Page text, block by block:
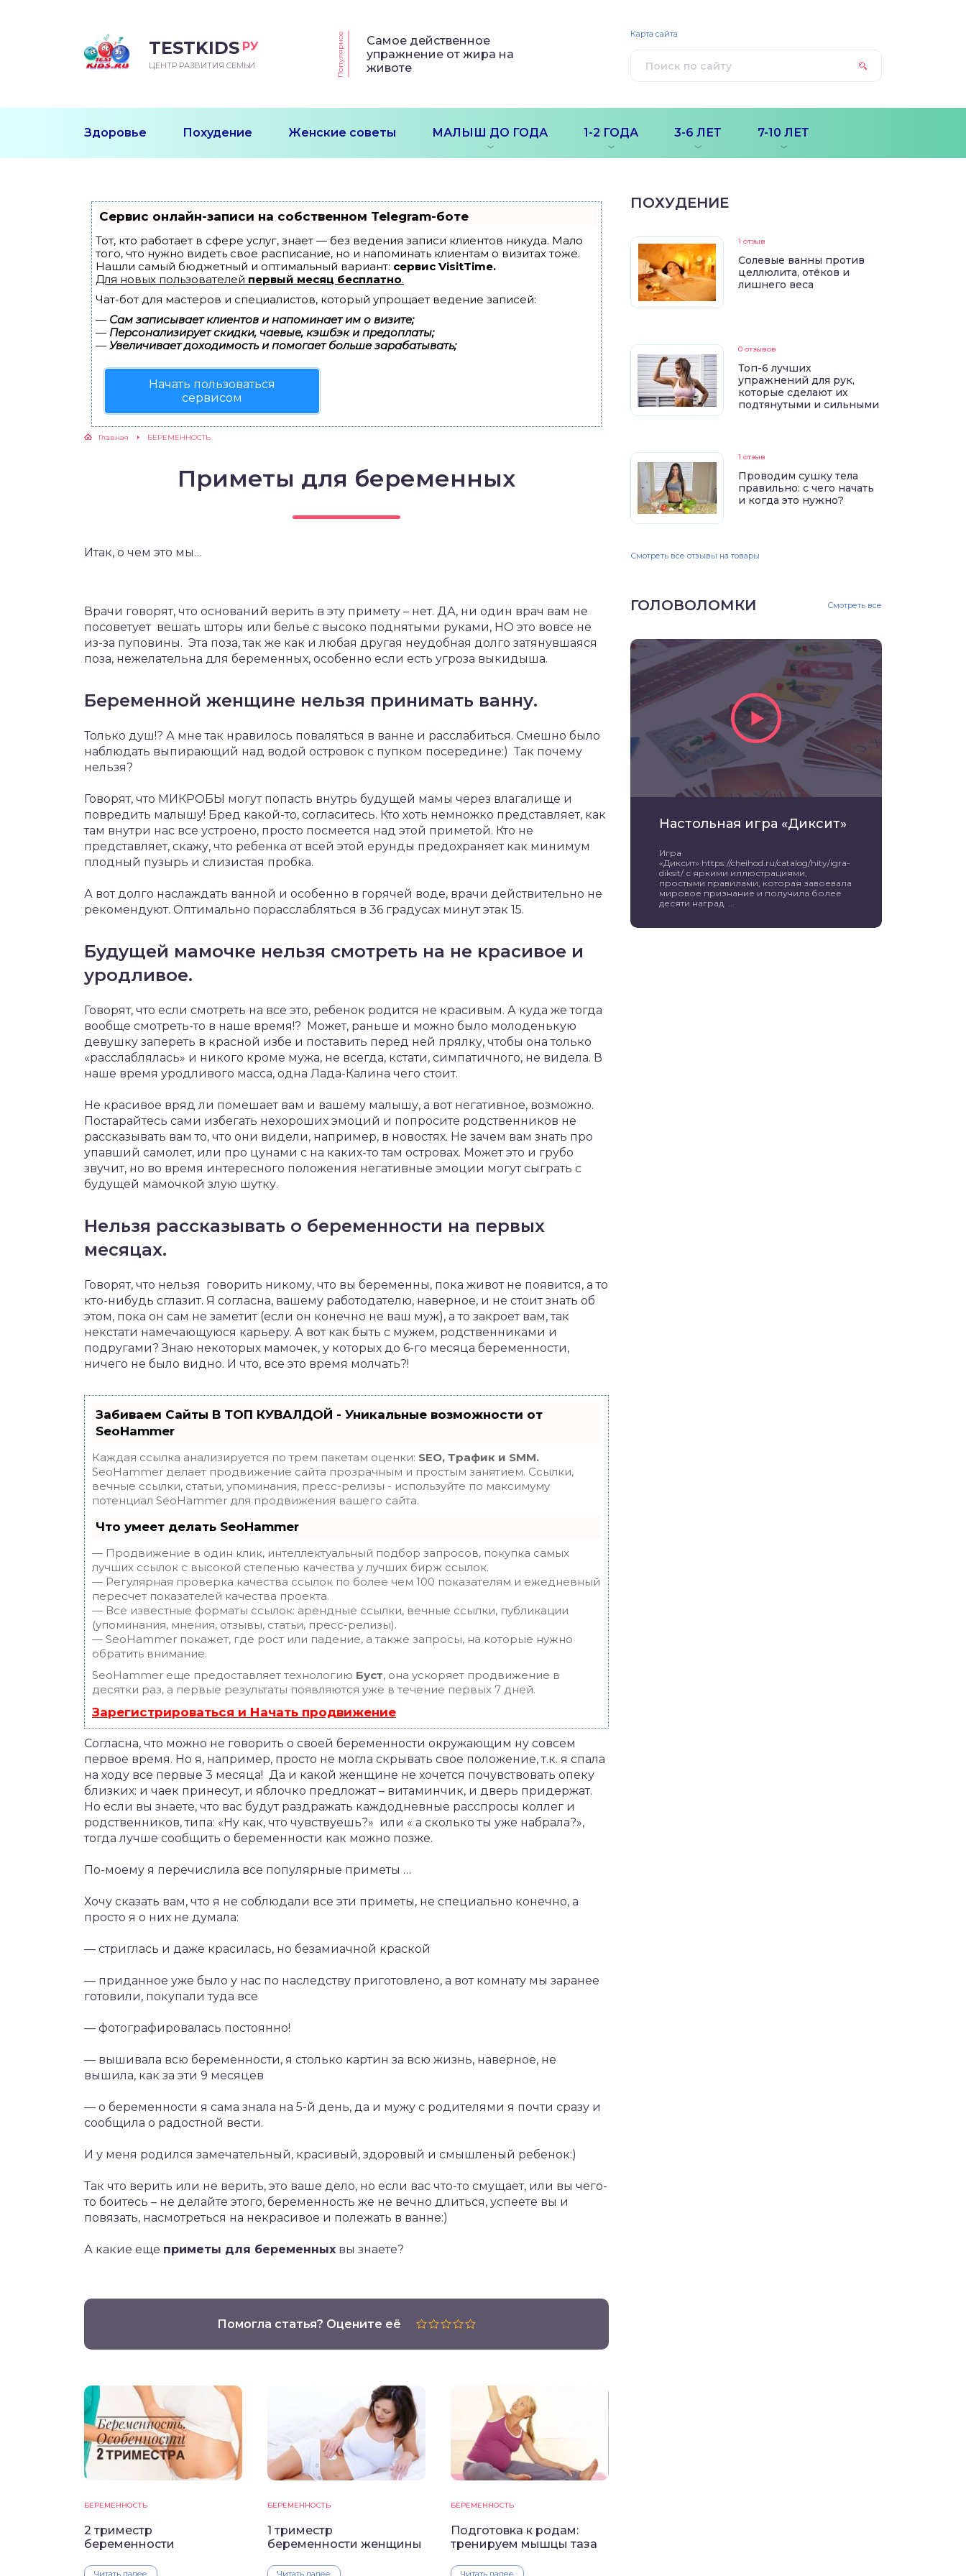
TESTKIDS РУ
ЦЕНТР РАЗВИТИЯ СЕМЬИ Популярное
Самое действенное
упражнение от жира на
животе
Здоровье Похудение Женские советы МАЛЫШ ДО ГОДА 1-2 ГОДА 3-6 ЛЕТ 7-10 ЛЕТ
Карта сайта
Сервис онлайн-записи на собственном Telegram-боте
Тот, кто работает в сфере услуг, знает — без ведения записи клиентов никуда. Мало
того, что нужно видеть свое расписание, но и напоминать клиентам о визитах тоже.
Нашли самый бюджетный и оптимальный вариант: сервис VisitTime.
Для новых пользователей первый месяц бесплатно.
Чат-бот для мастеров и специалистов, который упрощает ведение записей:
— Сам записывает клиентов и напоминает им о визите;
— Персонализирует скидки, чаевые, кэшбэк и предоплаты;
— Увеличивает доходимость и помогает больше зарабатывать;
Начать пользоваться
сервисом
Главная БЕРЕМЕННОСТЬ
Приметы для беременных
Итак, о чем это мы…
Врачи говорят, что оснований верить в эту примету – нет. ДА, ни один врач вам не
посоветует вешать шторы или белье с высоко поднятыми руками, НО это вовсе не
из-за пуповины. Эта поза, так же как и любая другая неудобная долго затянувшаяся
поза, нежелательна для беременных, особенно если есть угроза выкидыша.
Беременной женщине нельзя принимать ванну.
Только душ!? А мне так нравилось поваляться в ванне и расслабиться. Смешно было
наблюдать выпирающий над водой островок с пупком посередине:) Так почему
нельзя?
Говорят, что МИКРОБЫ могут попасть внутрь будущей мамы через влагалище и
повредить малышу! Бред какой-то, согласитесь. Кто хоть немножко представляет, как
там внутри нас все устроено, просто посмеется над этой приметой. Кто не
представляет, скажу, что ребенка от всей этой ерунды предохраняет как минимум
плодный пузырь и слизистая пробка.
А вот долго наслаждать ванной и особенно в горячей воде, врачи действительно не
рекомендуют. Оптимально порасслабляться в 36 градусах минут этак 15.
Будущей мамочке нельзя смотреть на не красивое и
уродливое.
Говорят, что если смотреть на все это, ребенок родится не красивым. А куда же тогда
вообще смотреть-то в наше время!? Может, раньше и можно было молоденькую
девушку запереть в красной избе и поставить перед ней прялку, чтобы она только
«расслаблялась» и никого кроме мужа, не всегда, кстати, симпатичного, не видела. В
наше время уродливого масса, одна Лада-Калина чего стоит.
Не красивое вряд ли помешает вам и вашему малышу, а вот негативное, возможно.
Постарайтесь сами избегать нехороших эмоций и попросите родственников не
рассказывать вам то, что они видели, например, в новостях. Не зачем вам знать про
упавший самолет, или про цунами с на каких-то там островах. Может это и грубо
звучит, но во время интересного положения негативные эмоции могут сыграть с
будущей мамочкой злую шутку.
Нельзя рассказывать о беременности на первых
месяцах.
Говорят, что нельзя говорить никому, что вы беременны, пока живот не появится, а то
кто-нибудь сглазит. Я согласна, вашему работодателю, наверное, и не стоит знать об
этом, пока он сам не заметит (если он конечно не ваш муж), а то закроет вам, так
некстати намечающуюся карьеру. А вот как быть с мужем, родственниками и
подругами? Знаю некоторых мамочек, у которых до 6-го месяца беременности,
ничего не было видно. И что, все это время молчать?!
Забиваем Сайты В ТОП КУВАЛДОЙ - Уникальные возможности от
SeoHammer
Каждая ссылка анализируется по трем пакетам оценки: SEO, Трафик и SMM.
SeoHammer делает продвижение сайта прозрачным и простым занятием. Ссылки,
вечные ссылки, статьи, упоминания, пресс-релизы - используйте по максимуму
потенциал SeoHammer для продвижения вашего сайта.
Что умеет делать SeoHammer
— Продвижение в один клик, интеллектуальный подбор запросов, покупка самых
лучших ссылок с высокой степенью качества у лучших бирж ссылок.
— Регулярная проверка качества ссылок по более чем 100 показателям и ежедневный
пересчет показателей качества проекта.
— Все известные форматы ссылок: арендные ссылки, вечные ссылки, публикации
(упоминания, мнения, отзывы, статьи, пресс-релизы).
— SeoHammer покажет, где рост или падение, а также запросы, на которые нужно
обратить внимание.
SeoHammer еще предоставляет технологию Буст, она ускоряет продвижение в
десятки раз, а первые результаты появляются уже в течение первых 7 дней.
Зарегистрироваться и Начать продвижение
Согласна, что можно не говорить о своей беременности окружающим ну совсем
первое время. Но я, например, просто не могла скрывать свое положение, т.к. я спала
на ходу все первые 3 месяца! Да и какой женщине не хочется почувствовать опеку
близких: и чаек принесут, и яблочко предложат – витаминчик, и дверь придержат.
Но если вы знаете, что вас будут раздражать каждодневные расспросы коллег и
родственников, типа: «Ну как, что чувствуешь?» или « а сколько ты уже набрала?»,
тогда лучше сообщить о беременности как можно позже.
По-моему я перечислила все популярные приметы …
Хочу сказать вам, что я не соблюдали все эти приметы, не специально конечно, а
просто я о них не думала:
— стриглась и даже красилась, но безамиачной краской
— приданное уже было у нас по наследству приготовлено, а вот комнату мы заранее
готовили, покупали туда все
— фотографировалась постоянно!
— вышивала всю беременности, я столько картин за всю жизнь, наверное, не
вышила, как за эти 9 месяцев
— о беременности я сама знала на 5-й день, да и мужу с родителями я почти сразу и
сообщила о радостной вести.
И у меня родился замечательный, красивый, здоровый и смышленый ребенок:)
Так что верить или не верить, это ваше дело, но если вас что-то смущает, или вы чего-
то боитесь – не делайте этого, беременность же не вечно длиться, успеете вы и
повязать, насмотреться на некрасивое и полежать в ванне:)
А какие еще приметы для беременных вы знаете?
Помогла статья? Оцените её
БЕРЕМЕННОСТЬ
2 триместр
беременности
Читать далее
БЕРЕМЕННОСТЬ
1 триместр
беременности женщины
Читать далее
БЕРЕМЕННОСТЬ
Подготовка к родам:
тренируем мышцы таза
Читать далее
ПОХУДЕНИЕ
1 отзыв
Солевые ванны против
целлюлита, отёков и
лишнего веса
0 отзывов
Топ-6 лучших
упражнений для рук,
которые сделают их
подтянутыми и сильными
1 отзыв
Проводим сушку тела
правильно: с чего начать
и когда это нужно?
Смотреть все отзывы на товары
ГОЛОВОЛОМКИ Смотреть все
Настольная игра «Диксит»
Игра
«Диксит» https://cheihod.ru/catalog/hity/igra-
diksit/ с яркими иллюстрациями,
простыми правилами, которая завоевала
мировое признание и получила более
десяти наград. ...
МЕСЯЦ
ПЕРВОГО
УЧИТСЯ
ПОСЛЕ ГОДА
К ШКОЛЕ
ДОШКОЛЬНИКА
ШКОЛА
ШКОЛЬНИКА
ШКОЛЬНИКА